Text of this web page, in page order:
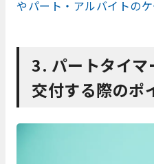
やパート・アルバイトの
3. パートタイマ
交付する際のポ